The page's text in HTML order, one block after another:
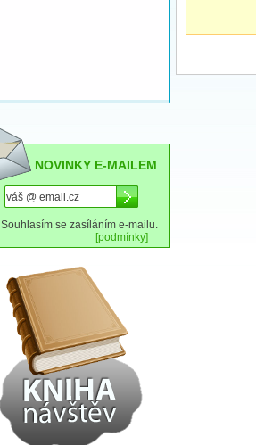
NOVINKY E-MAILEM
Souhlasím se zasíláním e-mailu.
[podmínky]